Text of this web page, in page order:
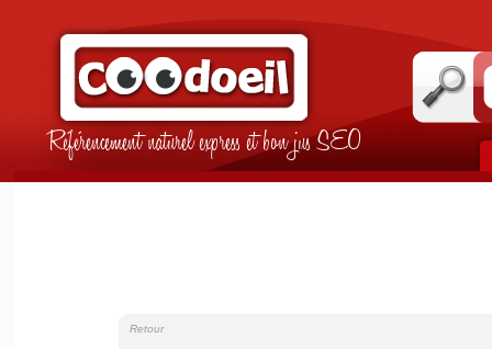
Référencement naturel express et bon jus SEO
Retour